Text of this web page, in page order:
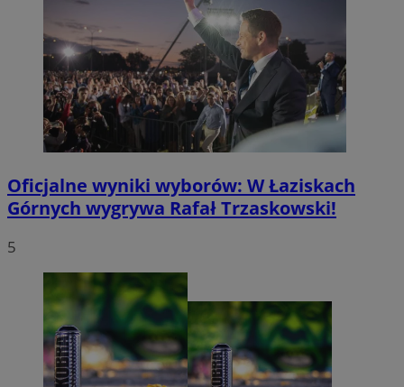
Oficjalne wyniki wyborów: W Łaziskach
Górnych wygrywa Rafał Trzaskowski!
5